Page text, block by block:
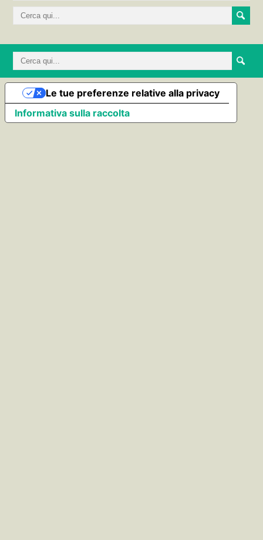
Informativa sulla raccolta
Le tue preferenze relative alla privacy